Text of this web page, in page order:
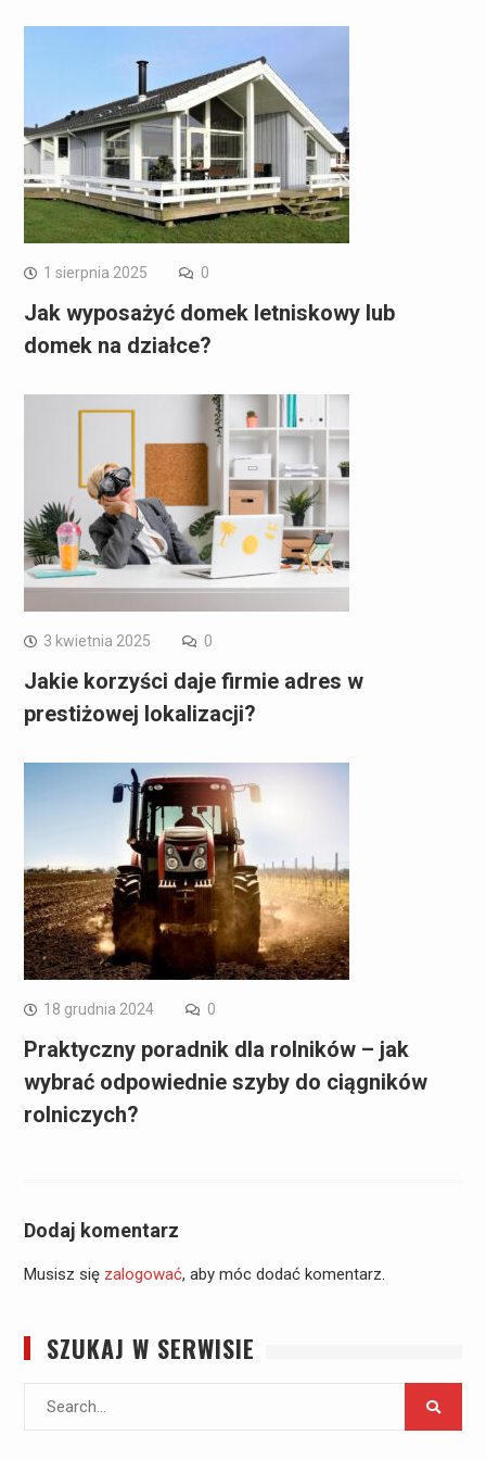
1 sierpnia 2025 0
Jak wyposażyć domek letniskowy lub
domek na działce?
3 kwietnia 2025 0
Jakie korzyści daje firmie adres w
prestiżowej lokalizacji?
18 grudnia 2024 0
Praktyczny poradnik dla rolników – jak
wybrać odpowiednie szyby do ciągników
rolniczych?
Dodaj komentarz
Musisz się zalogować, aby móc dodać komentarz.
SZUKAJ W SERWISIE